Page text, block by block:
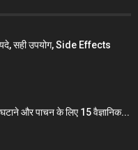
सही उपयोग, Side Effects
और पाचन के लिए 15 वैज्ञानिक...